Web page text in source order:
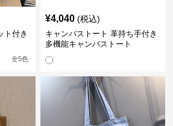
ト付き
全5色
¥4,040 (税込)
キャンバストート 革持ち手付き
多機能キャンバストート